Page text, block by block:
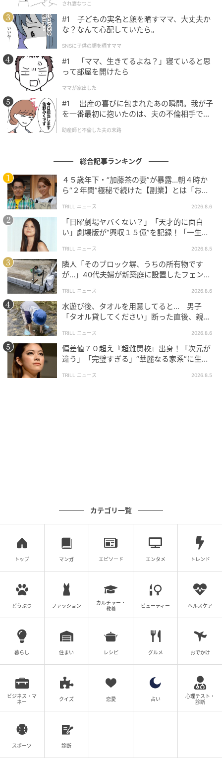
され妻なつこ
#1 子どもの実名と顔を晒すママ、大丈夫か
な？なんて心配していたら。
SNSに子供の顔を晒すママ
#1 「ママ、生きてるよね？」寝ていると思
って部屋を開けたら
ママが家出した
#1 出産の喜びに包まれたあの瞬間。我が子
を一番最初に抱いたのは、夫の不倫相手でし
助産師と不倫した夫の末路
総合記事ランキング
４５歳年下・“加藤茶の妻”が暴露…朝４時か
ら“２年間”極秘で続けた【副業】とは「お金
TRILL ニュース 2026.8.6
「日曜劇場ヤバくない？」「天才的に面白
い」劇場版が“興収１５億”を記録！「一生言
TRILL ニュース 2026.8.5
隣人「そのブロック塀、うちの所有物です
が…」40代夫婦が新築庭に設置したフェン
TRILL ニュース 2026.8.6
水遊び後、タオルを用意してると… 男子
「タオル貸してください」断った直後、親が
TRILL ニュース 2026.8.6
偏差値７０超え『超難関校』出身！「次元が
違う」「完璧すぎる」“華麗なる家系”に生ま
TRILL ニュース 2026.8.5
カテゴリ一覧
トップ マンガ エピソード エンタメ トレンド
どうぶつ ファッション
カルチャー・
教養
ビューティー ヘルスケア
暮らし 住まい レシピ グルメ おでかけ
ビジネス・マ
ネー
クイズ 恋愛 占い
心理テスト・
診断
スポーツ 診断